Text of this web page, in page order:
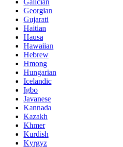
Galician
Georgian
Gujarati
Haitian
Hausa
Hawaiian
Hebrew
Hmong
Hungarian
Icelandic
Igbo
Javanese
Kannada
Kazakh
Khmer
Kurdish
Kyrgyz